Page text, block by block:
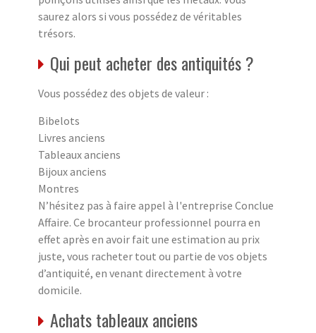
saurez alors si vous possédez de véritables
trésors.
Qui peut acheter des antiquités ?
Vous possédez des objets de valeur :
Bibelots
Livres anciens
Tableaux anciens
Bijoux anciens
Montres
N’hésitez pas à faire appel à l'entreprise Conclue
Affaire. Ce brocanteur professionnel pourra en
effet après en avoir fait une estimation au prix
juste, vous racheter tout ou partie de vos objets
d’antiquité, en venant directement à votre
domicile.
Achats tableaux anciens